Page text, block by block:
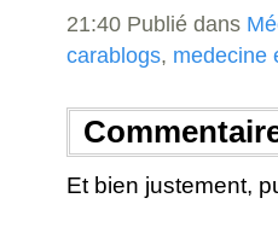
21:40 Publié dans
carablogs, medecine
Et bien justement,